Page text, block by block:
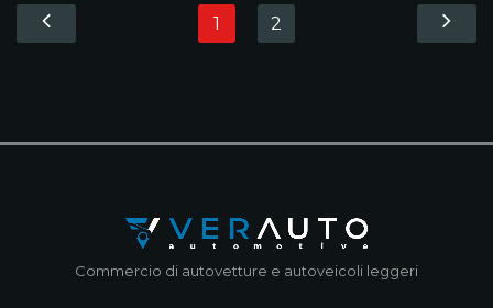
1 2
Commercio di autovetture e autoveicoli leggeri